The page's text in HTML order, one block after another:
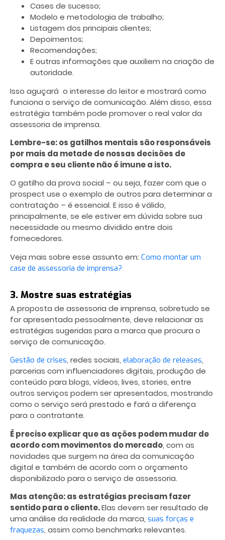
Cases de sucesso;
Modelo e metodologia de trabalho;
Listagem dos principais clientes;
Depoimentos;
Recomendações;
E outras informações que auxiliem na criação de
autoridade.
Isso aguçará o interesse do leitor e mostrará como
funciona o serviço de comunicação. Além disso, essa
estratégia também pode promover o real valor da
assessoria de imprensa.
Lembre-se: os gatilhos mentais são responsáveis
por mais da metade de nossas decisões de
compra e seu cliente não é imune a isto.
O gatilho da prova social – ou seja, fazer com que o
prospect use o exemplo de outros para determinar a
contratação – é essencial. E isso é válido,
principalmente, se ele estiver em dúvida sobre sua
necessidade ou mesmo dividido entre dois
fornecedores.
Veja mais sobre esse assunto em: Como montar um
case de assessoria de imprensa?
3. Mostre suas estratégias
A proposta de assessoria de imprensa, sobretudo se
for apresentada pessoalmente, deve relacionar as
estratégias sugeridas para a marca que procura o
serviço de comunicação.
Gestão de crises, redes sociais, elaboração de releases,
parcerias com influenciadores digitais, produção de
conteúdo para blogs, vídeos, lives, stories, entre
outros serviços podem ser apresentados, mostrando
como o serviço será prestado e fará a diferença
para o contratante.
É preciso explicar que as ações podem mudar de
acordo com movimentos do mercado, com as
novidades que surgem na área da comunicação
digital e também de acordo com o orçamento
disponibilizado para o serviço de assessoria.
Mas atenção: as estratégias precisam fazer
sentido para o cliente.Elas devem ser resultado de
uma análise da realidade da marca, suas forças e
fraquezas, assim como benchmarks relevantes.